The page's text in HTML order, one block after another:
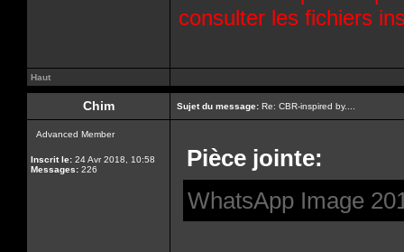
consulter les fichiers
Haut
Chim Sujet du message: Re: CBR-inspired by....
Advanced Member
Inscrit le: 24 Avr 2018, 10:58
Messages: 226
Pièce jointe:
WhatsApp Image